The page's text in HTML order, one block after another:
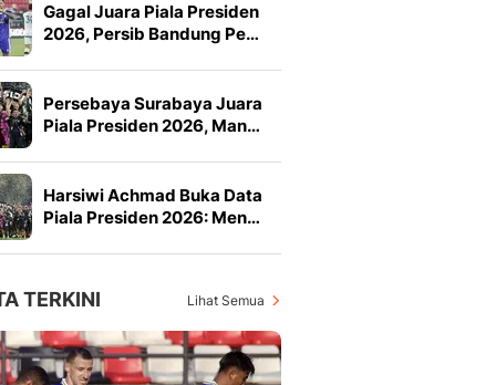
Gagal Juara Piala Presiden
2026, Persib Bandung Pe…
Persebaya Surabaya Juara
Piala Presiden 2026, Man…
Harsiwi Achmad Buka Data
Piala Presiden 2026: Men…
TERKINI Lihat Semua